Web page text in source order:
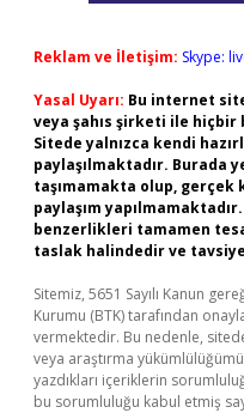
Reklam ve İletişim: Skype:
Yasal Uyarı: Bu internet
veya şahıs şirketi ile hiçbir
Sitede yalnızca kendi
paylaşılmaktadır. Burada
taşımamakta olup, gerçek
paylaşım
benzerlikleri tamamen
taslak halindedir ve
Sitemiz, 5651 Sayılı Kanun
Kurumu (BTK) tarafından
vermektedir. Bu nedenle,
veya araştırma
yazdıkları içeriklerin
bu sorumluluğu kabul etmiş